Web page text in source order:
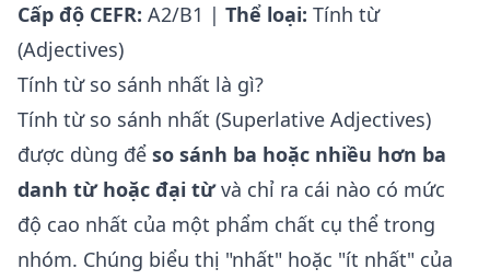
Cấp độ CEFR: A2/B1 | Thể loại: Tính từ
(Adjectives)
Tính từ so sánh nhất là gì?
Tính từ so sánh nhất (Superlative Adjectives)
được dùng để so sánh ba hoặc nhiều hơn ba
danh từ hoặc đại từvà chỉ ra cái nào có mức
độ cao nhất của một phẩm chất cụ thể trong
nhóm. Chúng biểu thị "nhất" hoặc "ít nhất" của